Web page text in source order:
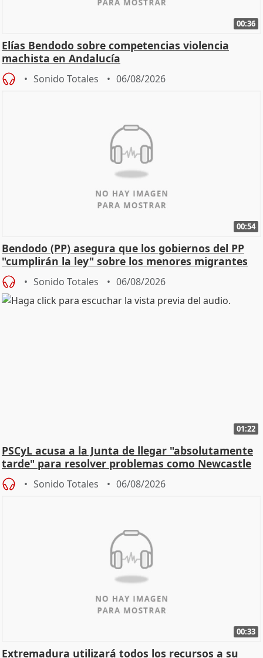
00:36
Elías Bendodo sobre competencias violencia
machista en Andalucía
Sonido Totales 06/08/2026
00:54
Bendodo (PP) asegura que los gobiernos del PP
"cumplirán la ley" sobre los menores migrantes
Sonido Totales 06/08/2026
01:22
PSCyL acusa a la Junta de llegar "absolutamente
tarde" para resolver problemas como Newcastle
Sonido Totales 06/08/2026
00:33
Extremadura utilizará todos los recursos a su